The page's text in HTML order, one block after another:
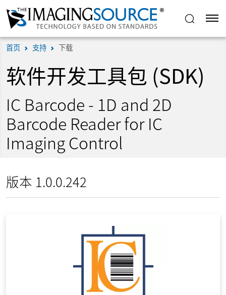
首页 支持 下载
软件开发工具包 (SDK)
IC Barcode - 1D and 2D
Barcode Reader for IC
Imaging Control
版本 1.0.0.242